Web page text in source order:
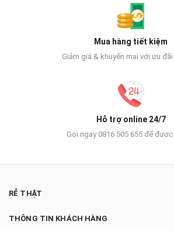
Mua hàng tiết kiệm
Giảm giá & khuyến mại với ưu
Hỗ trợ online 24/7
Gọi ngay 0816 505 655 để được
RẺ THẬT
THÔNG TIN KHÁCH HÀNG